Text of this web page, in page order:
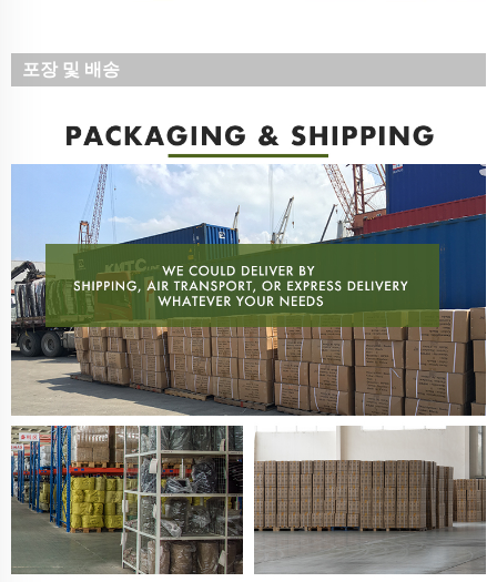
포장 및 배송